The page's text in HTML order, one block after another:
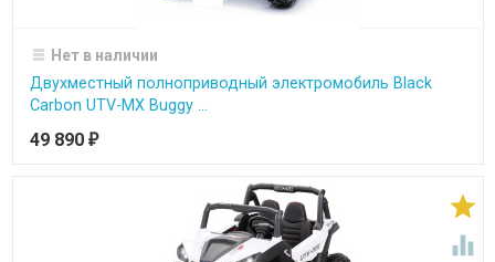
Нет в наличии
Двухместный полноприводный электромобиль Black
Carbon UTV-MX Buggy ...
49 890 ₽

